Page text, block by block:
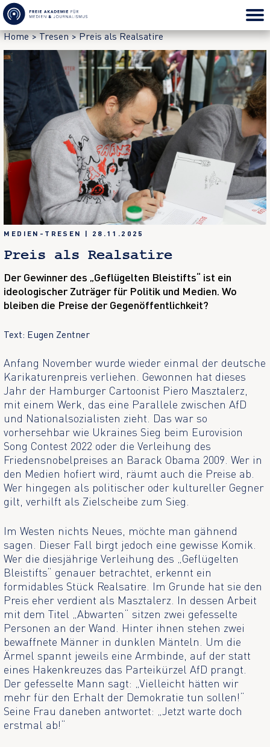
Home>Tresen>Preis als Realsatire
MEDIEN-TRESEN | 28.11.2025
Preis als Realsatire
Der Gewinner des „Geflügelten Bleistifts“ ist ein
ideologischer Zuträger für Politik und Medien. Wo
bleiben die Preise der Gegenöffentlichkeit?
Text: Eugen Zentner
Anfang November wurde wieder einmal der deutsche
Karikaturenpreis verliehen. Gewonnen hat dieses
Jahr der Hamburger Cartoonist Piero Masztalerz,
mit einem Werk, das eine Parallele zwischen AfD
und Nationalsozialisten zieht. Das war so
vorhersehbar wie Ukraines Sieg beim Eurovision
Song Contest 2022 oder die Verleihung des
Friedensnobelpreises an Barack Obama 2009. Wer in
den Medien hofiert wird, räumt auch die Preise ab.
Wer hingegen als politischer oder kultureller Gegner
gilt, verhilft als Zielscheibe zum Sieg.
Im Westen nichts Neues, möchte man gähnend
sagen. Dieser Fall birgt jedoch eine gewisse Komik.
Wer die diesjährige Verleihung des „Geflügelten
Bleistifts“ genauer betrachtet, erkennt ein
formidables Stück Realsatire. Im Grunde hat sie den
Preis eher verdient als Masztalerz. In dessen Arbeit
mit dem Titel „Abwarten“ sitzen zwei gefesselte
Personen an der Wand. Hinter ihnen stehen zwei
bewaffnete Männer in dunklen Mänteln. Um die
Ärmel spannt jeweils eine Armbinde, auf der statt
eines Hakenkreuzes das Parteikürzel AfD prangt.
Der gefesselte Mann sagt: „Vielleicht hätten wir
mehr für den Erhalt der Demokratie tun sollen!“
Seine Frau daneben antwortet: „Jetzt warte doch
erstmal ab!“